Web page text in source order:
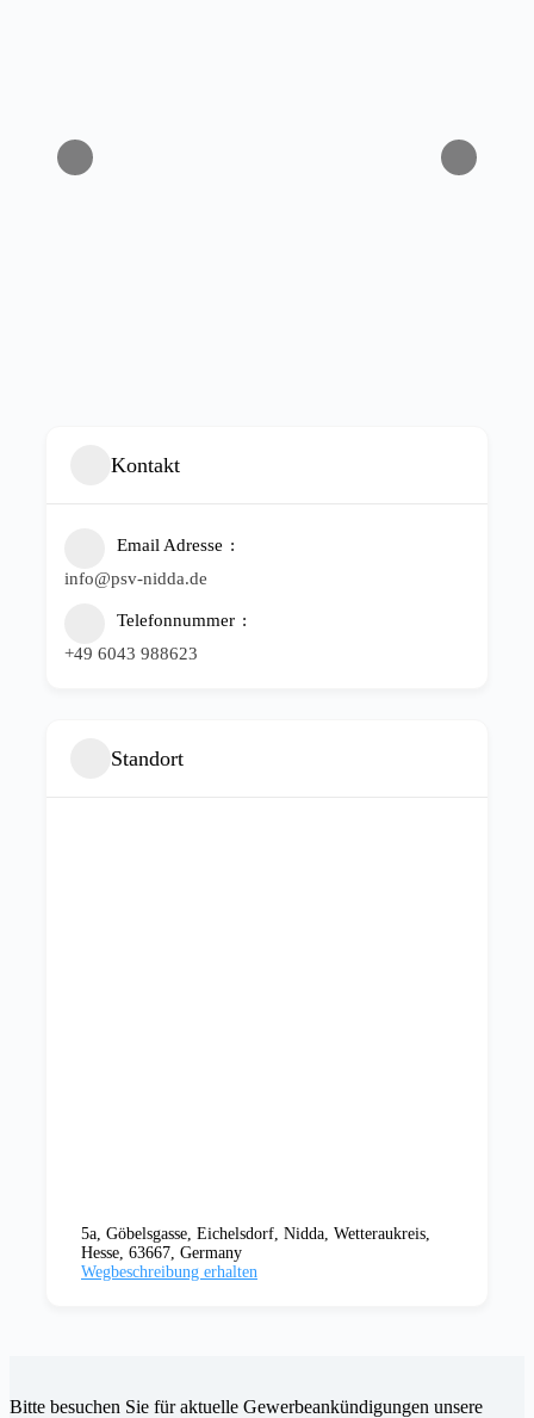
Kontakt
Email Adresse
info@psv-nidda.de
Telefonnummer
+49 6043 988623
Standort
5a, Göbelsgasse, Eichelsdorf, Nidda, Wetteraukreis,
Hesse, 63667, Germany
Wegbeschreibung erhalten
Bitte besuchen Sie für aktuelle Gewerbeankündigungen unsere